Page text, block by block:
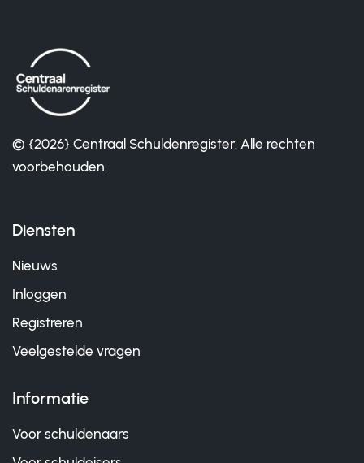
© {2026} Centraal Schuldenregister. Alle rechten
voorbehouden.
Diensten
Nieuws
Inloggen
Registreren
Veelgestelde vragen
Informatie
Voor schuldenaars